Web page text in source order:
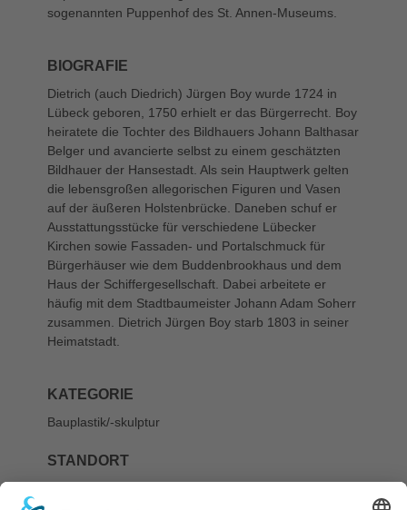
sogenannten Puppenhof des St. Annen-Museums.
BIOGRAFIE
Dietrich (auch Diedrich) Jürgen Boy wurde 1724 in
Lübeck geboren, 1750 erhielt er das Bürgerrecht. Boy
heiratete die Tochter des Bildhauers Johann Balthasar
Belger und avancierte selbst zu einem geschätzten
Bildhauer der Hansestadt. Als sein Hauptwerk gelten
die lebensgroßen allegorischen Figuren und Vasen
auf der äußeren Holstenbrücke. Daneben schuf er
Ausstattungsstücke für verschiedene Lübecker
Kirchen sowie Fassaden- und Portalschmuck für
Bürgerhäuser wie dem Buddenbrookhaus und dem
Haus der Schiffergesellschaft. Dabei arbeitete er
häufig mit dem Stadtbaumeister Johann Adam Soherr
zusammen. Dietrich Jürgen Boy starb 1803 in seiner
Heimatstadt.
KATEGORIE
Bauplastik/-skulptur
STANDORT